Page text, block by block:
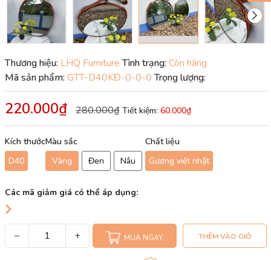
Thương hiệu: LHQ FurnitureTình trạng: Còn hàng
Mã sản phẩm: GTT-D40KĐ-0-0-0 Trọng lượng:
220.000₫ 280.000₫ Tiết kiệm: 60.000₫
Kích thước
D40
Màu sắc
Vàng
Đen Nâu
Chất liệu
Gương việt nhật
Các mã giảm giá có thể áp dụng:
− + MUA NGAY THÊM VÀO GIỎ